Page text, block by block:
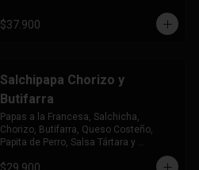
$37.900
Salchipapa Chorizo y
Butifarra
Papas a la Francesa, Salchicha,
Chorizo, Butifarra, Queso Costeño,
Papita de Perro, Salsa Tártara y